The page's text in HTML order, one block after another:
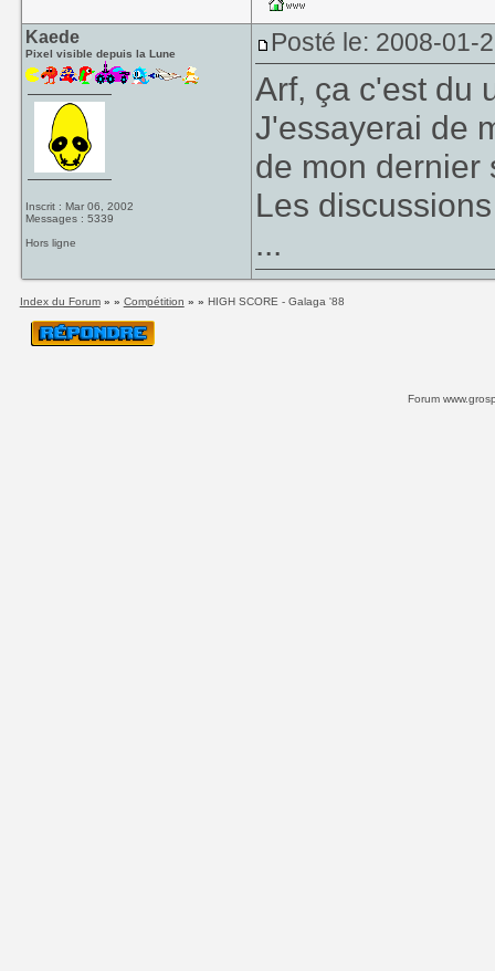
Kaede
Pixel visible depuis la Lune
Inscrit : Mar 06, 2002
Messages : 5339
Hors ligne
Posté le: 2008-01-
Arf, ça c'est du
J'essayerai de
de mon dernier
Les
...
Index du Forum» » Compétition » » HIGH SCORE - Galaga '88
Forum